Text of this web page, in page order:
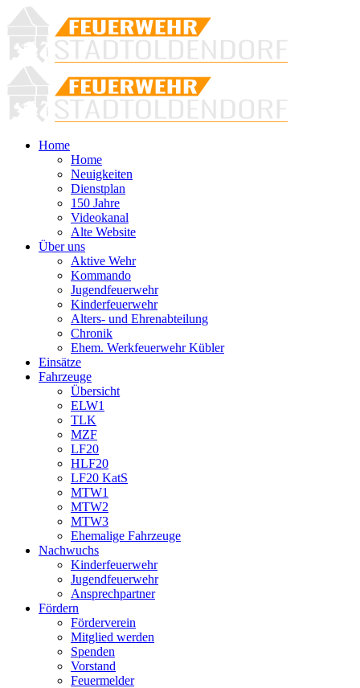
Home
Home
Neuigkeiten
Dienstplan
150 Jahre
Videokanal
Alte Website
Über uns
Aktive Wehr
Kommando
Jugendfeuerwehr
Kinderfeuerwehr
Alters- und Ehrenabteilung
Chronik
Ehem. Werkfeuerwehr Kübler
Einsätze
Fahrzeuge
Übersicht
ELW1
TLK
MZF
LF20
HLF20
LF20 KatS
MTW1
MTW2
MTW3
Ehemalige Fahrzeuge
Nachwuchs
Kinderfeuerwehr
Jugendfeuerwehr
Ansprechpartner
Fördern
Förderverein
Mitglied werden
Spenden
Vorstand
Feuermelder